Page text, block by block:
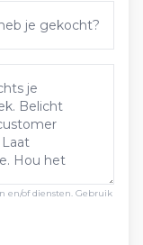
en/of diensten. Gebruik